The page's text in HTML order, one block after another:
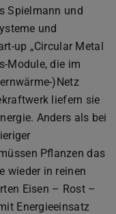
Spielmann und
und
up „Circular Metal
Module, die im
)Netz
liefern sie
Anders als bei
Pflanzen das
wieder in reinen
Eisen – Rost –
Energieeinsatz